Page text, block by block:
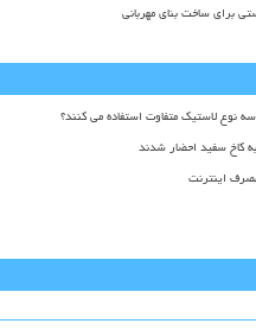
برای ساخت بنای مهربانی
نوع لاستیک متفاوت استفاده می کنند؟
کاخ سفید احضار شدند
اینترنت